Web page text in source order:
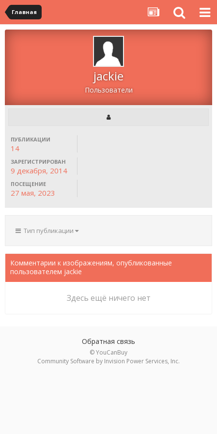
Главная
jackie
Пользователи
ПУБЛИКАЦИИ
14
ЗАРЕГИСТРИРОВАН
9 декабря, 2014
ПОСЕЩЕНИЕ
27 мая, 2023
Тип публикации
Комментарии к изображениям, опубликованные
пользователем jackie
Здесь ещё ничего нет
Обратная связь
© YouCanBuy
Community Software by Invision Power Services, Inc.